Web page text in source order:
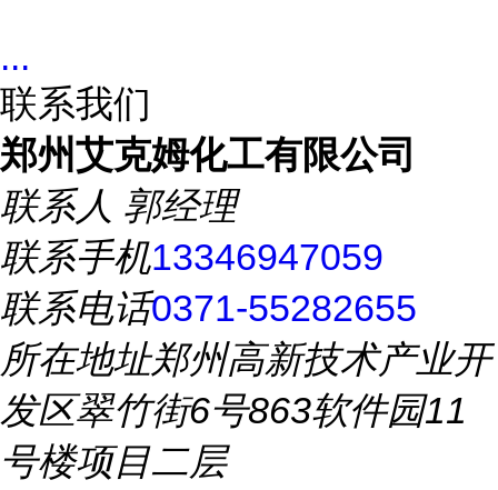
...
联系我们
郑州艾克姆化工有限公司
联系人 郭经理
联系手机13346947059
联系电话0371-55282655
所在地址郑州高新技术产业开
发区翠竹街6号863软件园11
号楼项目二层